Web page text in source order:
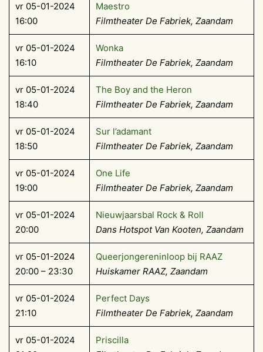
vr 05-01-2024
16:00
Maestro
Filmtheater De Fabriek, Zaandam
vr 05-01-2024
16:10
Wonka
Filmtheater De Fabriek, Zaandam
vr 05-01-2024
18:40
The Boy and the Heron
Filmtheater De Fabriek, Zaandam
vr 05-01-2024
18:50
Sur l’adamant
Filmtheater De Fabriek, Zaandam
vr 05-01-2024
19:00
One Life
Filmtheater De Fabriek, Zaandam
vr 05-01-2024
20:00
Nieuwjaarsbal Rock & Roll
Dans Hotspot Van Kooten, Zaandam
vr 05-01-2024
20:00 – 23:30
Queerjongereninloop bij RAAZ
Huiskamer RAAZ, Zaandam
vr 05-01-2024
21:10
Perfect Days
Filmtheater De Fabriek, Zaandam
vr 05-01-2024
Priscilla